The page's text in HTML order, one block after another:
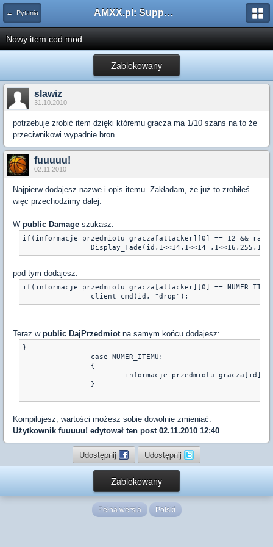
← Pytania AMXX.pl: Support AMX Mod X i SourceMod
Nowy item cod mod
Zablokowany
slawiz
31.10.2010
potrzebuje zrobić item dzięki któremu gracza ma 1/10 szans na to że
przeciwnikowi wypadnie bron.
fuuuuu!
02.11.2010
Najpierw dodajesz nazwe i opis itemu. Zakładam, że już to zrobiłeś
więc przechodzimy dalej.
W public Damage szukasz:
if(informacje_przedmiotu_gracza[attacker][0] == 12 &&
pod tym dodajesz:
if(informacje_przedmiotu_gracza[attacker][0] ==
Teraz w public DajPrzedmiotna samym końcu dodajesz:
}
		case NUMER_ITEMU:
		{
		}
Kompilujesz, wartości możesz sobie dowolnie zmieniać.
Użytkownik fuuuuu! edytował ten post 02.11.2010 12:40
Udostępnij Udostępnij
Zablokowany
Pełna wersja Polski